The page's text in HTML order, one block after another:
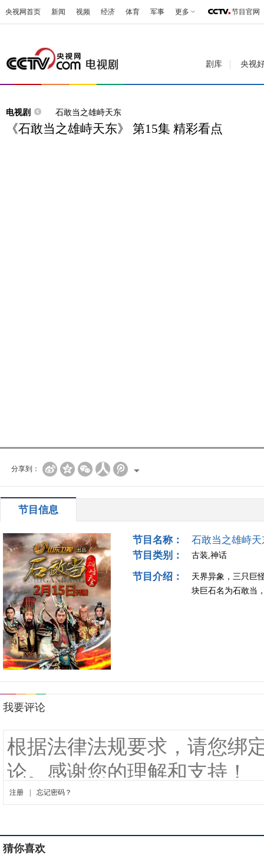
央视网首页 新闻 视频 经济 体育 军事 更多 节目官网
剧库 央视
电视剧 石敢当之雄峙天东
《石敢当之雄峙天东》 第15集 精彩看点
分享到：
节目信息
节目名称：
石敢当之雄峙天
节目类别：
古装,神话
节目介绍：
天界异象，三只巨
块巨石名为石敢当
猜你喜欢